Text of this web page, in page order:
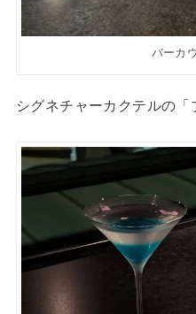
バーカ
シグネチャーカクテルの「